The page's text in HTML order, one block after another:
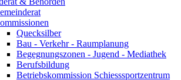
Quecksilber
Bau - Verkehr - Raumplanung
Begegnungszonen - Jugend - Mediathek
Berufsbildung
Betriebskommission Schiesssportzentrum